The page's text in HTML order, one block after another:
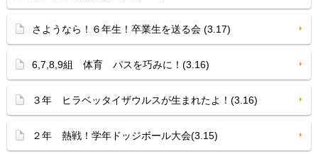
さようなら！６年生！卒業生を送る会 (3.17)
6,7,8,9組 体育 パスを巧みに！(3.16)
３年 ヒラベッタイザウルスが生まれたよ！(3.16)
２年 熱戦！学年ドッジボール大会(3.15)